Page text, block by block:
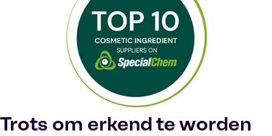
deze inhoud kan ertoe leiden dat YouTube
persoonlijke gegevens verwerkt of cookies op je
apparaat plaatst.
Cookies Settings Bekijk op YouTube
Trots om erkend te worden